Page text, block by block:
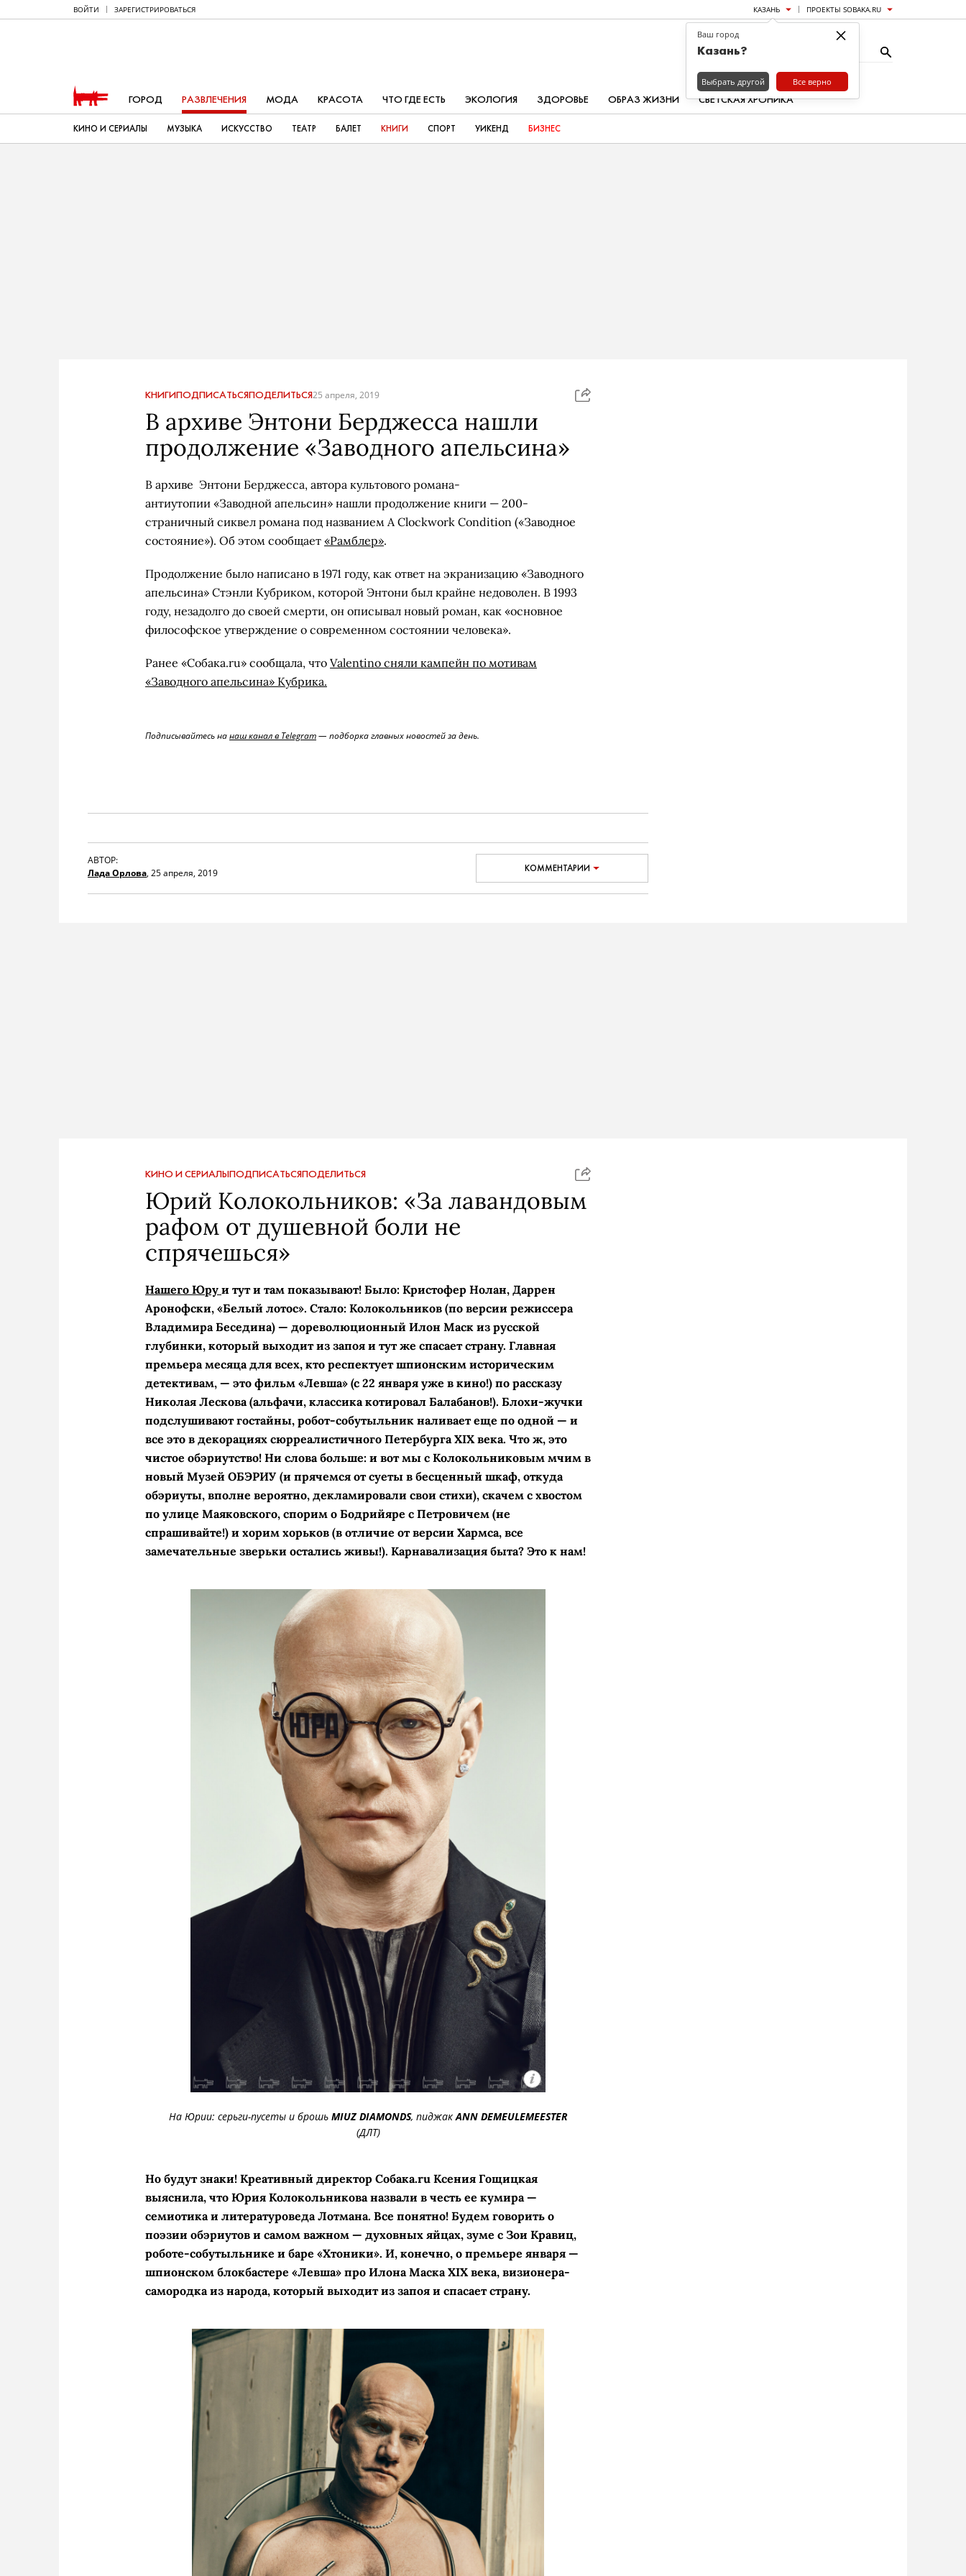
ВОЙТИ ЗАРЕГИСТРИРОВАТЬСЯ КАЗАНЬ ПРОЕКТЫ SOBAKA.RU
ГОРОД РАЗВЛЕЧЕНИЯ МОДА КРАСОТА ЧТО ГДЕ ЕСТЬ ЭКОЛОГИЯ ЗДОРОВЬЕ ОБРАЗ ЖИЗНИ СВЕТСКАЯ ХРОНИКА
КИНО И СЕРИАЛЫ МУЗЫКА ИСКУССТВО ТЕАТР БАЛЕТ КНИГИ СПОРТ УИКЕНД БИЗНЕС
КНИГИПОДПИСАТЬСЯПОДЕЛИТЬСЯ25 апреля, 2019
В архиве Энтони Берджесса нашли
продолжение «Заводного апельсина»
В архиве Энтони Берджесса, автора культового романа-
антиутопии «Заводной апельсин» нашли продолжение книги — 200-
страничный сиквел романа под названием A Clockwork Condition («Заводное
состояние»). Об этом сообщает «Рамблер».
Продолжение было написано в 1971 году, как ответ на экранизацию «Заводного
апельсина» Стэнли Кубриком, которой Энтони был крайне недоволен. В 1993
году, незадолго до своей смерти, он описывал новый роман, как «основное
философское утверждение о современном состоянии человека».
Ранее «Собака.ru» сообщала, что Valentino сняли кампейн по мотивам
«Заводного апельсина» Кубрика.
Подписывайтесь нанаш канал в Telegram— подборка главных новостей за день.
АВТОР:
Лада Орлова, 25 апреля, 2019 КОММЕНТАРИИ
КИНО И СЕРИАЛЫПОДПИСАТЬСЯПОДЕЛИТЬСЯ
Юрий Колокольников: «За лавандовым
рафом от душевной боли не
спрячешься»
Нашего Юру и тут и там показывают! Было: Кристофер Нолан, Даррен
Аронофски, «Белый лотос». Стало: Колокольников (по версии режиссера
Владимира Беседина) — дореволюционный Илон Маск из русской
глубинки, который выходит из запоя и тут же спасает страну. Главная
премьера месяца для всех, кто респектует шпионским историческим
детективам, — это фильм «Левша» (с 22 января уже в кино!) по рассказу
Николая Лескова (альфачи, классика котировал Балабанов!). Блохи-жучки
подслушивают гостайны, робот-собутыльник наливает еще по одной — и
все это в декорациях сюрреалистичного Петербурга XIX века. Что ж, это
чистое обэриутство! Ни слова больше: и вот мы с Колокольниковым мчим в
новый Музей ОБЭРИУ (и прячемся от суеты в бесценный шкаф, откуда
обэриуты, вполне вероятно, декламировали свои стихи), скачем с хвостом
по улице Маяковского, спорим о Бодрийяре с Петровичем (не
спрашивайте!) и хорим хорьков (в отличие от версии Хармса, все
замечательные зверьки остались живы!). Карнавализация быта? Это к нам!
На Юрии: серьги-пусеты и брошь MIUZ DIAMONDS, пиджакANN DEMEULEMEESTER
(ДЛТ)
Но будут знаки! Креативный директор Собака.ru Ксения Гощицкая
выяснила, что Юрия Колокольникова назвали в честь ее кумира —
семиотика и литературоведа Лотмана. Все понятно! Будем говорить о
поэзии обэриутов и самом важном — духовных яйцах, зуме с Зои Кравиц,
роботе-собутыльнике и баре «Хтоники». И, конечно, о премьере января —
шпионском блокбастере «Левша» про Илона Маска XIX века, визионера-
самородка из народа, который выходит из запоя и спасает страну.
×
Ваш город
Казань?
Выбрать другой Все верно